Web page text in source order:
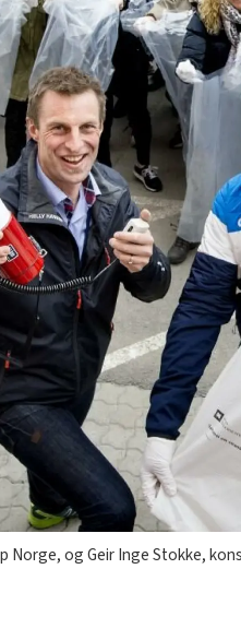
og Geir Inge Stokke,